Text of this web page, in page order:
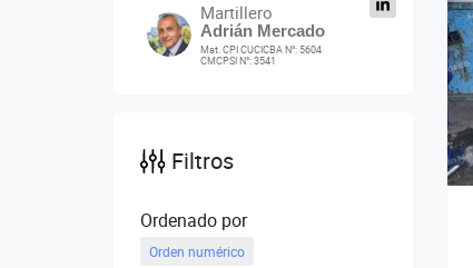
Martillero
Adrián Mercado
Mat. CPI CUCICBA N°: 5604
CMCPSI N°: 3541
Filtros
Ordenado por
Orden numérico